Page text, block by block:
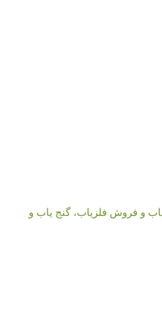
و فروش فلزیاب، گنج یاب و